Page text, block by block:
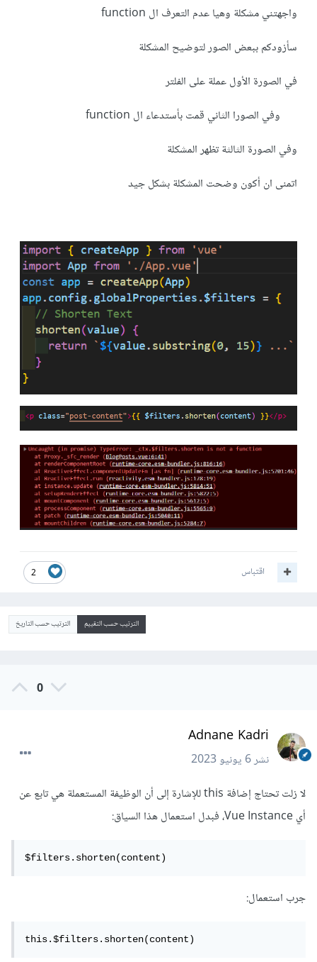
واجهتني مشكلة وهيا عدم التعرف ال function
سأزودكم ببعض الصور لتوضيح المشكلة
في الصورة الأول عملة على الفلتر
وفي الصورا الثاني قمت بأستدعاء ال function
وفي الصورة الثالثة تظهر المشكلة
اتمنى ان أكون وضحت المشكلة بشكل جيد
2 اقتباس
الترتيب حسب التقييم الترتيب حسب التاريخ
0
Adnane Kadri
نشر6 يونيو 2023
لا زلت تحتاج إضافة this للإشارة إلى أن الوظيفة المستعملة هي تابع عن
أي Vue Instance، فبدل استعمال هذا السياق:
$filters.shorten(content)
جرب استعمال:
this.$filters.shorten(content)